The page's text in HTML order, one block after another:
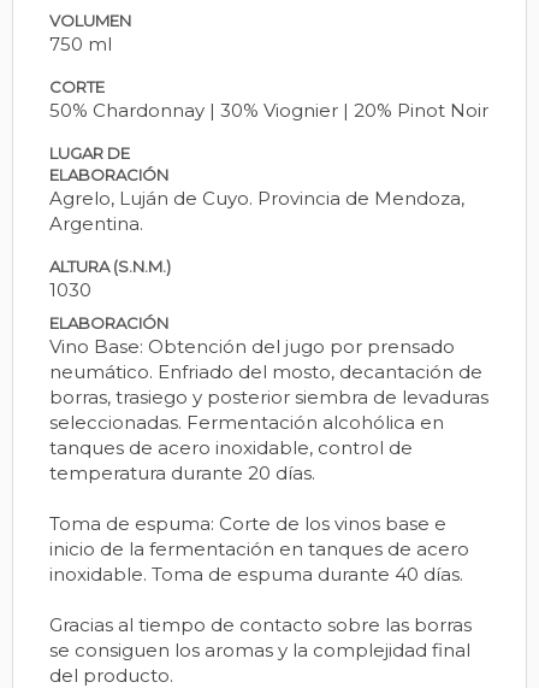
VOLUMEN
750 ml
CORTE
50% Chardonnay | 30% Viognier | 20% Pinot Noir
LUGAR DE
ELABORACIÓN
Agrelo, Luján de Cuyo. Provincia de Mendoza,
Argentina.
ALTURA (S.N.M.)
1030
ELABORACIÓN
Vino Base: Obtención del jugo por prensado
neumático. Enfriado del mosto, decantación de
borras, trasiego y posterior siembra de levaduras
seleccionadas. Fermentación alcohólica en
tanques de acero inoxidable, control de
temperatura durante 20 días.
Toma de espuma: Corte de los vinos base e
inicio de la fermentación en tanques de acero
inoxidable. Toma de espuma durante 40 días.
Gracias al tiempo de contacto sobre las borras
se consiguen los aromas y la complejidad final
del producto.